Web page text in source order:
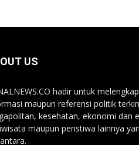
US
hadir untuk
maupun referensi politik
kesehatan, ekonomi dan
maupun peristiwa lainnya